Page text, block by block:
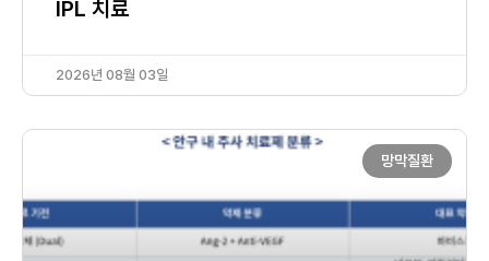
IPL 치료
2026년 08월 03일
망막질환